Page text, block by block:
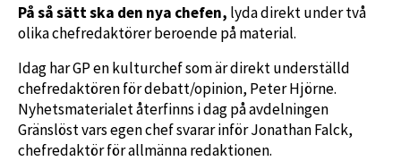
På så sätt ska den nya chefen, lyda direkt under två
olika chefredaktörer beroende på material.
Idag har GP en kulturchef som är direkt underställd
chefredaktören för debatt/opinion, Peter Hjörne.
Nyhetsmaterialet återfinns i dag på avdelningen
Gränslöst vars egen chef svarar inför Jonathan Falck,
chefredaktör för allmänna redaktionen.